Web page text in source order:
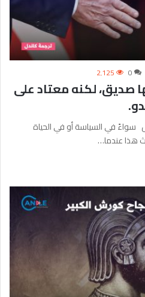
0 2٬125
صديق، لكنه معتاد على
سواءً في السياسة أو في الحياة
هذا عندما…